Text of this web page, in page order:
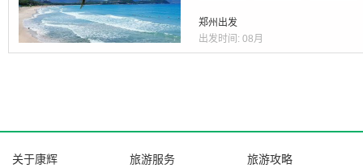
郑州出发
出发时间: 08月
关于康辉 旅游服务 旅游攻略